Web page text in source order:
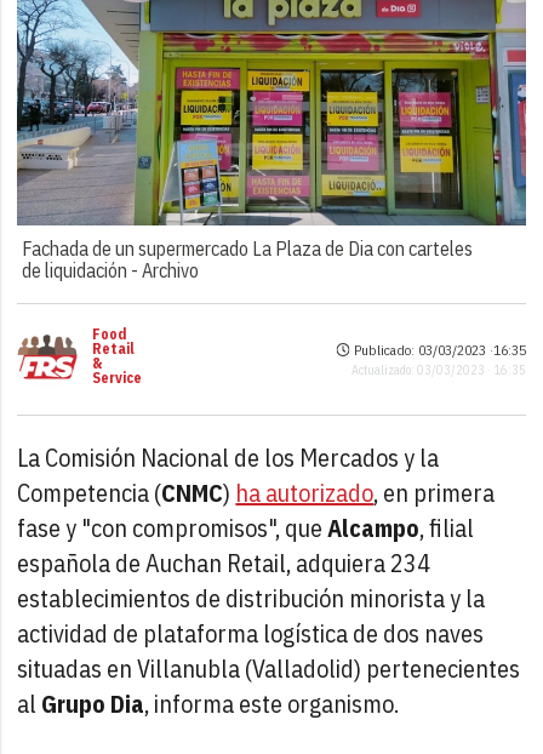
Fachada de un supermercado La Plaza de Dia con carteles
de liquidación -Archivo
Food
Retail
&
Service
Publicado: 03/03/2023 ·16:35
Actualizado: 03/03/2023 · 16:35
La Comisión Nacional de los Mercados y la
Competencia (CNMC) ha autorizado, en primera
fase y "con compromisos", queAlcampo, filial
española de Auchan Retail, adquiera 234
establecimientos de distribución minorista y la
actividad de plataforma logística de dos naves
situadas en Villanubla (Valladolid) pertenecientes
al Grupo Dia, informa este organismo.